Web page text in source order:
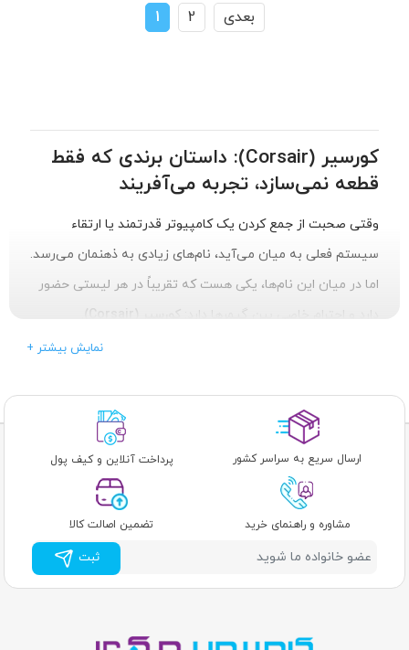
1 2 بعدی
کورسیر (Corsair): داستان برندی که فقط
قطعه نمی‌سازد، تجربه می‌آفریند
وقتی صحبت از جمع کردن یک کامپیوتر قدرتمند یا ارتقاء
سیستم فعلی به میان می‌آید، نام‌های زیادی به ذهنمان می‌رسد.
اما در میان این نام‌ها، یکی هست که تقریباً در هر لیستی حضور
دارد و احترام خاصی بین گیمرها دارد: کورسیر (Corsair)
واقعاً چطور به چنین جایگاهی در دنیای سخت‌افزار رسیده است؟
شروعی از دل حافظه‌ها
داستان Corsair در سال ۱۹۹۴ در کالیفرنیا شروع شد. اما نه با
کیبوردهای RGB و خنک‌کننده‌های مایع! تخصص اولیه و تمرکز
. در آن زمان، Corsair با تولید رم‌های باکیفیت و با کارایی
+ نمایش بیشتر
ارسال سریع به سراسر کشور پرداخت آنلاین و کیف پول
مشاوره و راهنمای خرید تضمین اصالت کالا
ثبت